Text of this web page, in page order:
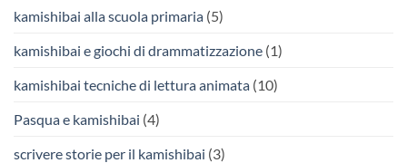
kamishibai alla scuola primaria (5)
kamishibai e giochi di drammatizzazione (1)
kamishibai tecniche di lettura animata (10)
Pasqua e kamishibai (4)
scrivere storie per il kamishibai (3)